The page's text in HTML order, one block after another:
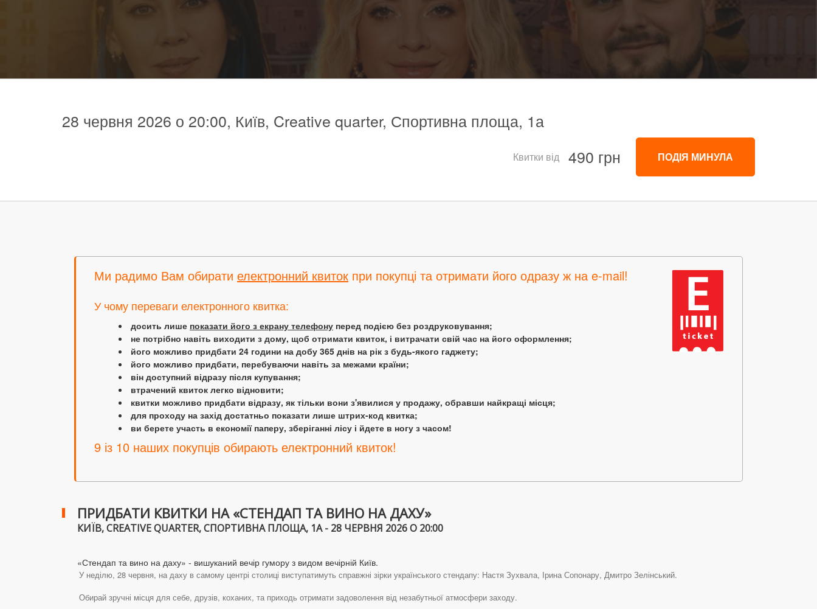
28 червня 2026 о 20:00, Київ, Creative quarter, Спортивна площа, 1а
Квитки від 490 грн ПОДІЯ МИНУЛА
Ми радимо Вам обирати електронний квиток при покупці та отримати його одразу ж на e-mail!
У чому переваги електронного квитка:
досить лише показати його з екрану телефону перед подією без роздруковування;
не потрібно навіть виходити з дому, щоб отримати квиток, і витрачати свій час на його оформлення;
його можливо придбати 24 години на добу 365 днів на рік з будь-якого гаджету;
його можливо придбати, перебуваючи навіть за межами країни;
він доступний відразу після купування;
втрачений квиток легко відновити;
квитки можливо придбати відразу, як тільки вони з'явилися у продажу, обравши найкращі місця;
для проходу на захід достатньо показати лише штрих-код квитка;
ви берете участь в економії паперу, зберіганні лісу і йдете в ногу з часом!
9 із 10 наших покупців обирають електронний квиток!
ПРИДБАТИ КВИТКИ НА «СТЕНДАП ТА ВИНО НА ДАХУ»
КИЇВ, CREATIVE QUARTER, СПОРТИВНА ПЛОЩА, 1А - 28 ЧЕРВНЯ 2026 О 20:00
«Стендап та вино на даху» - вишуканий вечір гумору з видом вечірній Київ.
У неділю, 28 червня, на даху в самому центрі столиці виступатимуть справжні зірки українського стендапу: Настя Зухвала, Ірина Сопонару, Дмитро Зелінський.
Обирай зручні місця для себе, друзів, коханих, та приходь отримати задоволення від незабутньої атмосфери заходу.